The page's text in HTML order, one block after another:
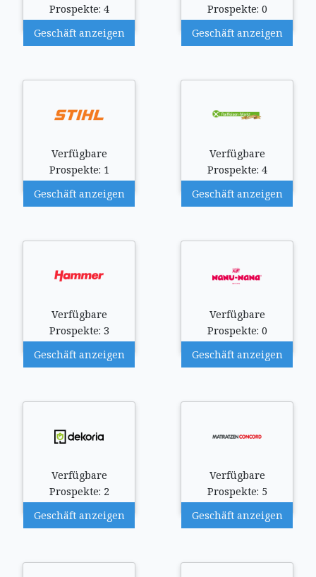
Prospekte: 4
Geschäft anzeigen
Prospekte: 0
Geschäft anzeigen
Verfügbare
Prospekte: 1
Geschäft anzeigen
Verfügbare
Prospekte: 4
Geschäft anzeigen
Verfügbare
Prospekte: 3
Geschäft anzeigen
Verfügbare
Prospekte: 0
Geschäft anzeigen
Verfügbare
Prospekte: 2
Geschäft anzeigen
Verfügbare
Prospekte: 5
Geschäft anzeigen